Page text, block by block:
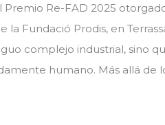
Re-FAD 2025
la Fundació Prodis, en
complejo industrial, sino
humano. Más allá de